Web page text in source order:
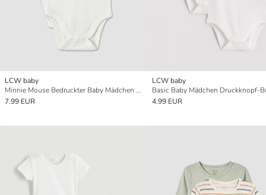
LCW baby
Minnie Mouse Bedruckter Baby Mädchen Body 2er-Pack
7.99 EUR
LCW baby
4.99 EUR